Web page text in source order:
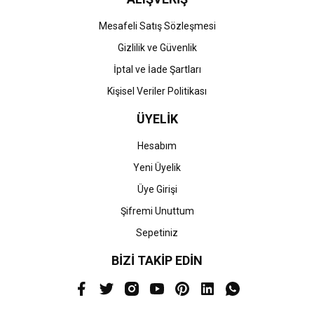
Mesafeli Satış Sözleşmesi
Gizlilik ve Güvenlik
İptal ve İade Şartları
Kişisel Veriler Politikası
ÜYELİK
Hesabım
Yeni Üyelik
Üye Girişi
Şifremi Unuttum
Sepetiniz
BİZİ TAKİP EDİN